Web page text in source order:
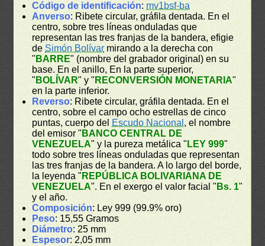
Código de identificación: mv1bsf-ba
Anverso: Ribete circular, gráfila dentada. En el
centro, sobre tres líneas onduladas que
representan las tres franjas de la bandera, efigie
deSimón Bolívar mirando a la derecha con
" BARRE" (nombre del grabador original) en su
base. En el anillo, En la parte superior,
" BOLÍVAR" y " RECONVERSIÓN MONETARIA"
en la parte inferior.
Reverso: Ribete circular, gráfila dentada. En el
centro, sobre el campo ocho estrellas de cinco
puntas, cuerpo del Escudo Nacional , el nombre
del emisor " BANCO CENTRAL DE
VENEZUELA" y la pureza metálica " LEY 999"
todo sobre tres líneas onduladas que representan
las tres franjas de la bandera. A lo largo del borde,
la leyenda " REPÚBLICA BOLIVARIANA DE
VENEZUELA". En el exergo el valor facial " Bs. 1"
y el año.
Composición: Ley 999 (99.9% oro)
Peso: 15,55 Gramos
Diámetro: 25 mm
Espesor: 2,05 mm